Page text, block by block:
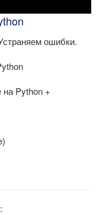
ошибки.
Python +